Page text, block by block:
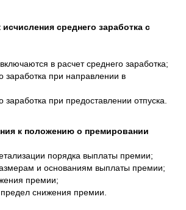
среднего заработка с
в расчет среднего заработка;
заработка при направлении в
заработка при предоставлении отпуска.
к положению о премировании
порядка выплаты премии;
и основаниям выплаты премии;
премии;
снижения премии.